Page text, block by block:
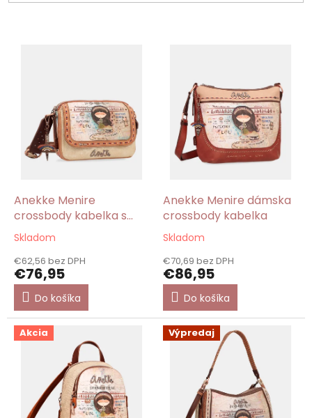
Anekke Menire
crossbody kabelka s
preklopom
Priemerné
produktu
je
5,0
5
hviezdičiek.
Skladom
€62,56 bez DPH
€76,95
Do košíka
Anekke Menire dámska
crossbody kabelka
Priemerné
produktu
je
5,0
5
hviezdičiek.
Skladom
€70,69 bez DPH
€86,95
Do košíka
Akcia Výpredaj